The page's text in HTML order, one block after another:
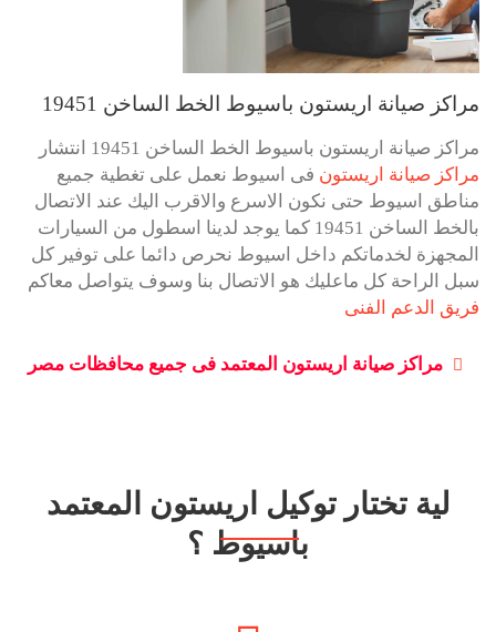
مراكز صيانة اريستون باسيوط الخط الساخن 19451
مراكز صيانة اريستون باسيوط الخط الساخن 19451 انتشار
مراكز صيانة اريستون فى اسيوط نعمل على تغطية جميع
مناطق اسيوط حتى نكون الاسرع والاقرب اليك عند الاتصال
بالخط الساخن 19451 كما يوجد لدينا اسطول من السيارات
المجهزة لخدماتكم داخل اسيوط نحرص دائما على توفير كل
سبل الراحة كل ماعليك هو الاتصال بنا وسوف يتواصل معاكم
فريق الدعم الفنى
لية تختار توكيل اريستون المعتمد
باسيوط ؟